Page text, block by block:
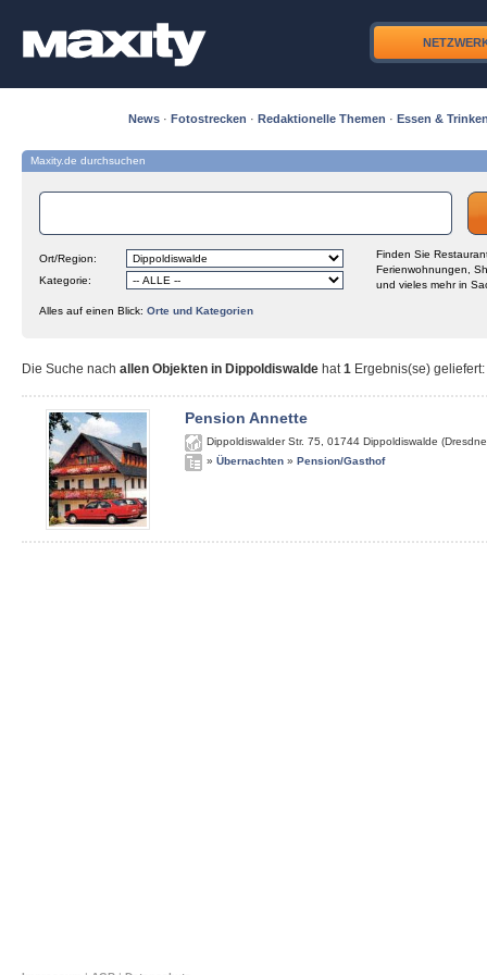
News · Fotostrecken · Redaktionelle Themen · Essen &
Maxity.de durchsuchen
Ort/Region:
Kategorie:
Finden Sie
Ferienwohnungen,
und vieles mehr in
Alles auf einen Blick: Orte und Kategorien
Die Suche nach allen Objekten in Dippoldiswalde hat1 Ergebnis(se) geliefert:
Pension Annette
Dippoldiswalder Str. 75 01744 Dippoldiswalde
» Übernachten » Pension/Gasthof